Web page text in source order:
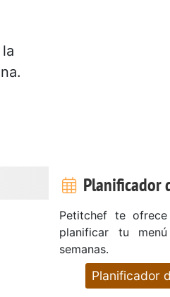
Planificador
Petitchef te
planificar tu
semanas.
Planificador